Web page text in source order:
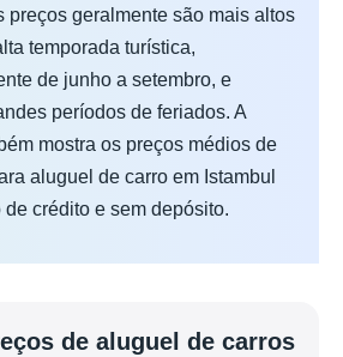
preços geralmente são mais altos
temporada turística,
de junho a setembro, e
períodos de feriados. A
mostra os preços médios de
aluguel de carro em Istambul
de crédito e sem depósito.
de aluguel de carros